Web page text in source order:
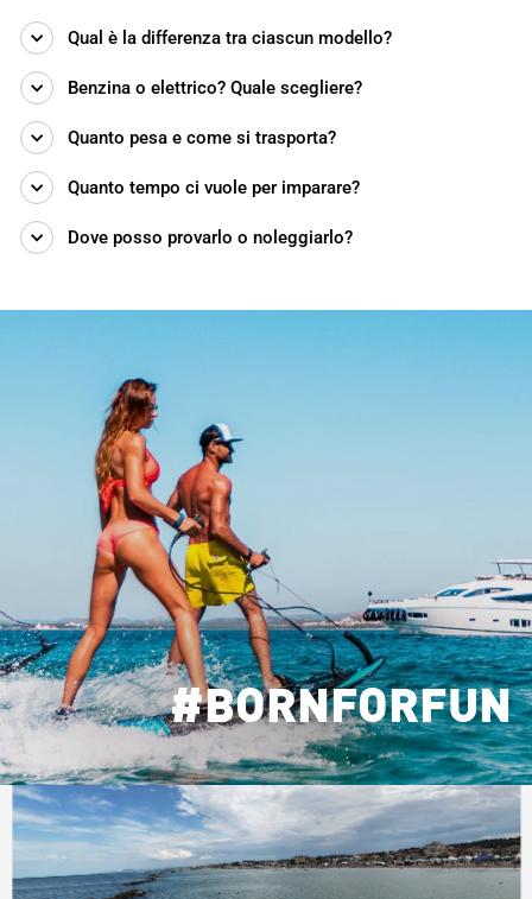
Qual è la differenza tra ciascun modello?
Benzina o elettrico? Quale scegliere?
Quanto pesa e come si trasporta?
Quanto tempo ci vuole per imparare?
Dove posso provarlo o noleggiarlo?
#BORNFORFUN